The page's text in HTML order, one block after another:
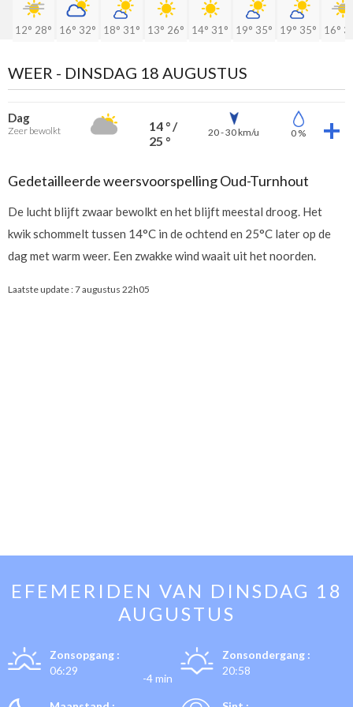
12° 28° 16° 32° 18° 31° 13° 26° 14° 31° 19° 35° 19° 35° 16°
WEER - DINSDAG 18 AUGUSTUS
Dag
Zeer bewolkt
14 ° /
25 °
20 - 30 km/u 0 %
Gedetailleerde weersvoorspelling Oud-Turnhout
De lucht blijft zwaar bewolkt en het blijft meestal droog. Het
kwik schommelt tussen 14°C in de ochtend en 25°C later op de
dag met warm weer. Een zwakke wind waait uit het noorden.
Laatste update :7 augustus 22h05
EFEMERIDEN VAN DINSDAG 18
AUGUSTUS
Zonsopgang :
06:29
-4 min
Zonsondergang :
20:58